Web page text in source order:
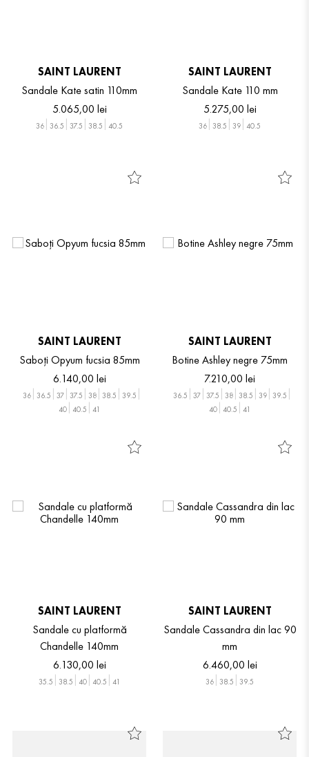
SAINT LAURENT
Sandale Kate satin 110mm
5.065,00 lei
36 36.5 37.5 38.5 40.5
SAINT LAURENT
Sandale Kate 110 mm
5.275,00 lei
36 38.5 39 40.5
SAINT LAURENT
Saboți Opyum fucsia 85mm
6.140,00 lei
36 36.5 37 37.5 38 38.5
39.5
40
40.5 41
SAINT LAURENT
Botine Ashley negre 75mm
7.210,00 lei
36.5 37 37.5 38 38.5 39
39.5
40
40.5 41
SAINT LAURENT
Sandale cu platformă
Chandelle 140mm
6.130,00 lei
35.5 38.5 40 40.5 41
SAINT LAURENT
Sandale Cassandra din lac 90
mm
6.460,00 lei
36 38.5 39.5